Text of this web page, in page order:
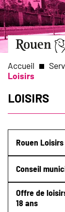
Aller
au
contenu
principal
Slide
1
of
1
Fil
Accueil
Loisirs
Loisirs
Rouen
Conseil
Offre de
18 ans